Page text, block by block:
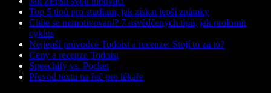
Top 5 tipů pro studium, jak získat lepší známky
Cítíte se nemotivovaní? 7 osvědčených tipů, jak prolomit
cyklus
Nejlepší průvodce Todoist a recenze: Stojí to za to?
Ceny a recenze Todoist
Speechify vs. Pocket
Převod textu na řeč pro lékaře